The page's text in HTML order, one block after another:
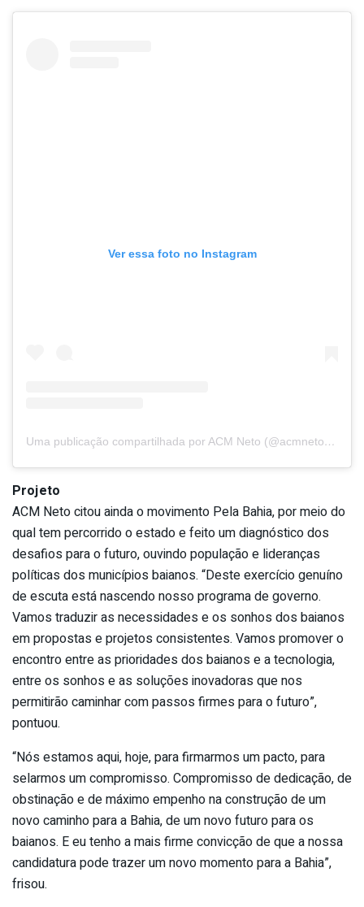
Ver essa foto no Instagram
Uma publicação compartilhada por ACM Neto (@acmnetooficial)
Projeto
ACM Neto citou ainda o movimento Pela Bahia, por meio do
qual tem percorrido o estado e feito um diagnóstico dos
desafios para o futuro, ouvindo população e lideranças
políticas dos municípios baianos. “Deste exercício genuíno
de escuta está nascendo nosso programa de governo.
Vamos traduzir as necessidades e os sonhos dos baianos
em propostas e projetos consistentes. Vamos promover o
encontro entre as prioridades dos baianos e a tecnologia,
entre os sonhos e as soluções inovadoras que nos
permitirão caminhar com passos firmes para o futuro”,
pontuou.
“Nós estamos aqui, hoje, para firmarmos um pacto, para
selarmos um compromisso. Compromisso de dedicação, de
obstinação e de máximo empenho na construção de um
novo caminho para a Bahia, de um novo futuro para os
baianos. E eu tenho a mais firme convicção de que a nossa
candidatura pode trazer um novo momento para a Bahia”,
frisou.